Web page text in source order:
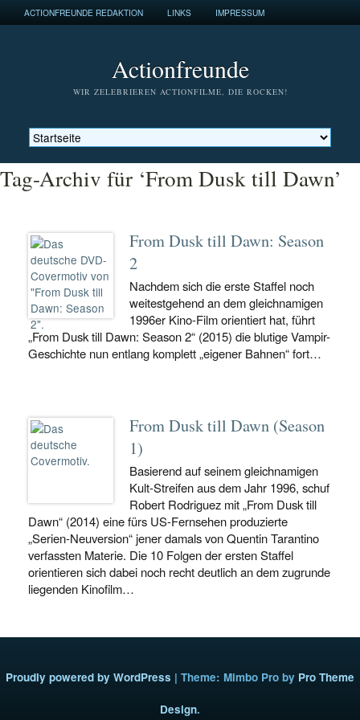
ACTIONFREUNDE REDAKTION LINKS IMPRESSUM
Actionfreunde
WIR ZELEBRIEREN ACTIONFILME, DIE ROCKEN!
Tag-Archiv für ‘From Dusk till Dawn’
From Dusk till Dawn: Season
2
Nachdem sich die erste Staffel noch
weitestgehend an dem gleichnamigen
1996er Kino-Film orientiert hat, führt
„From Dusk till Dawn: Season 2“ (2015) die blutige Vampir-
Geschichte nun entlang komplett „eigener Bahnen“ fort…
From Dusk till Dawn (Season
1)
Basierend auf seinem gleichnamigen
Kult-Streifen aus dem Jahr 1996, schuf
Robert Rodriguez mit „From Dusk till
Dawn“ (2014) eine fürs US-Fernsehen produzierte
„Serien-Neuversion“ jener damals von Quentin Tarantino
verfassten Materie. Die 10 Folgen der ersten Staffel
orientieren sich dabei noch recht deutlich an dem zugrunde
liegenden Kinofilm…
Proudly powered by WordPress | Theme: Mimbo Pro by Pro Theme
Design.